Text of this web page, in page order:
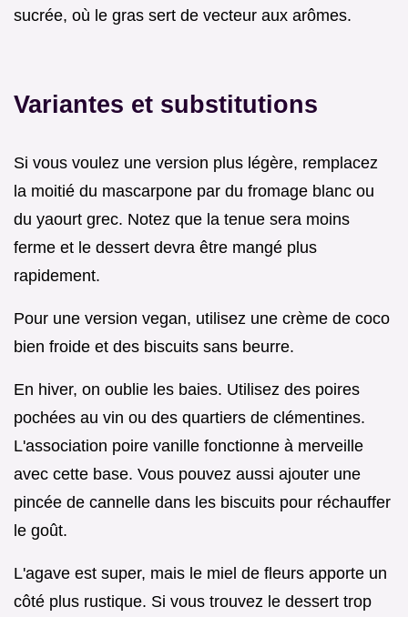
sucrée, où le gras sert de vecteur aux arômes.
Variantes et substitutions
Si vous voulez une version plus légère, remplacez
la moitié du mascarpone par du fromage blanc ou
du yaourt grec. Notez que la tenue sera moins
ferme et le dessert devra être mangé plus
rapidement.
Pour une version vegan, utilisez une crème de coco
bien froide et des biscuits sans beurre.
En hiver, on oublie les baies. Utilisez des poires
pochées au vin ou des quartiers de clémentines.
L'association poire vanille fonctionne à merveille
avec cette base. Vous pouvez aussi ajouter une
pincée de cannelle dans les biscuits pour réchauffer
le goût.
L'agave est super, mais le miel de fleurs apporte un
côté plus rustique. Si vous trouvez le dessert trop